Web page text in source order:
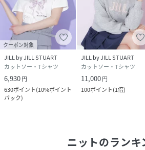
クーポン対象
JILL by JILL STUART
カットソー・Tシャツ
6,930円
630ポイント(10%ポイント
バック)
JILL by JILL STUART
カットソー・Tシャツ
11,000円
100ポイント(1倍)
ニットのランキ